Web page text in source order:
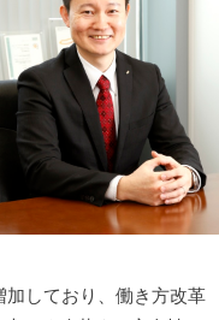
しており、働き方改革